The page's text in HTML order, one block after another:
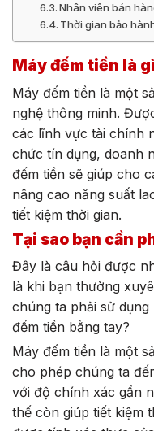
Nhân viên bán
Thời gian bảo
Máy đếm tiền là
Máy đếm tiền là một
nghệ thông minh.
các lĩnh vực tài chính
chức tín dụng, doanh
đếm tiền sẽ giúp cho
nâng cao năng suất
tiết kiệm thời gian.
Tại sao bạn cần
Đây là câu hỏi được
là khi bạn thường
chúng ta phải sử
đếm tiền bằng tay?
Máy đếm tiền là một
cho phép chúng ta
với độ chính xác gần
thế còn giúp tiết kiệm